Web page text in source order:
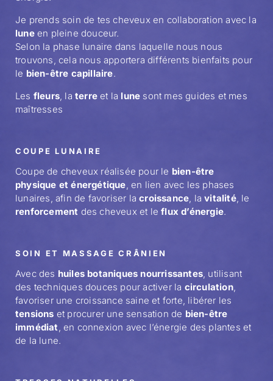
Je prends soin de tes cheveux en collaboration avec la
luneen pleine douceur.
Selon la phase lunaire dans laquelle nous nous
trouvons, cela nous apportera différents bienfaits pour
le bien-être capillaire.
Les fleurs, laterre et la lune sont mes guides et mes
maîtresses
COUPE LUNAIRE
Coupe de cheveux réalisée pour le bien-être
physique et énergétique, en lien avec les phases
lunaires, afin de favoriser lacroissance, lavitalité, le
renforcement des cheveux et leflux d’énergie.
SOIN ET MASSAGE CRÂNIEN
Avec des huiles botaniques nourrissantes, utilisant
des techniques douces pour activer la circulation,
favoriser une croissance saine et forte, libérer les
tensions et procurer une sensation de bien-être
immédiat, en connexion avec l’énergie des plantes et
de la lune.